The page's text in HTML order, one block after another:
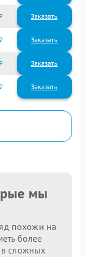
мы
похожи на
более
сложных